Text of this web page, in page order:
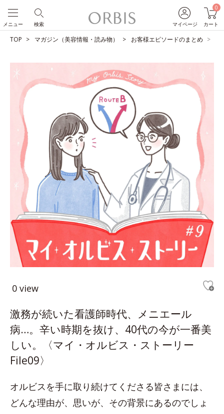
マイページ
0
カート
検索
メニュー
TOP マガジン（美容情報・読み物） お客様エピソードのまとめ
0 view
激務が続いた看護師時代、メニエール
病…。辛い時期を抜け、40代の今が一番美
しい。〈マイ・オルビス・ストーリー
File09〉
オルビスを手に取り続けてくださる皆さまには、
どんな理由が、思いが、その背景にあるのでしょ